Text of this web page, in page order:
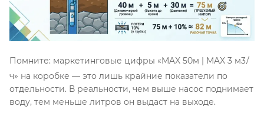
Помните: маркетинговые цифры «MAX 50м | MAX 3 м3/
ч» на коробке — это лишь крайние показатели по
отдельности. В реальности, чем выше насос поднимает
воду, тем меньше литров он выдаст на выходе.